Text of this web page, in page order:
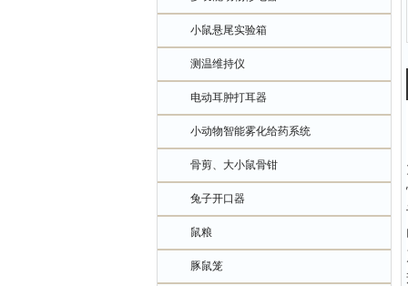
小鼠悬尾实验箱
测温维持仪
电动耳肿打耳器
小动物智能雾化给药系统
骨剪、大小鼠骨钳
兔子开口器
鼠粮
豚鼠笼